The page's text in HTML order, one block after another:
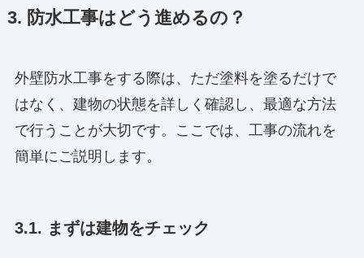
3. 防水工事はどう進めるの？
外壁防水工事をする際は、ただ塗料を塗るだけで
はなく、建物の状態を詳しく確認し、最適な方法
で行うことが大切です。ここでは、工事の流れを
簡単にご説明します。
3.1. まずは建物をチェック